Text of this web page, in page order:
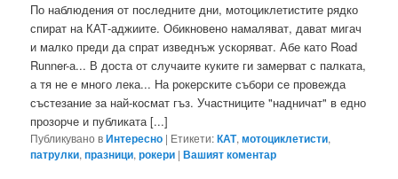
По наблюдения от последните дни, мотоциклетистите рядко
спират на КАТ-аджиите. Обикновено намаляват, дават мигач
и малко преди да спрат изведнъж ускоряват. Абе като Road
Runner-а... В доста от случаите куките ги замерват с палката,
а тя не е много лека... На рокерските събори се провежда
състезание за най-космат гъз. Участниците "надничат" в едно
прозорче и публиката [...]
Публикувано вИнтересно | Етикети:КАТ,мотоциклетисти,
патрулки,празници,рокери |Вашият коментар